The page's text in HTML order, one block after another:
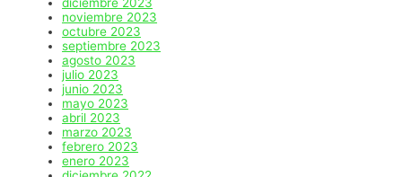
diciembre 2023
noviembre 2023
octubre 2023
septiembre 2023
agosto 2023
julio 2023
junio 2023
mayo 2023
abril 2023
marzo 2023
febrero 2023
enero 2023